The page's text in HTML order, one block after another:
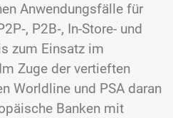
Anwendungsfälle für
P2B‑, In-Store- und
zum Einsatz im
Zuge der vertieften
Worldline und PSA daran
Banken mit